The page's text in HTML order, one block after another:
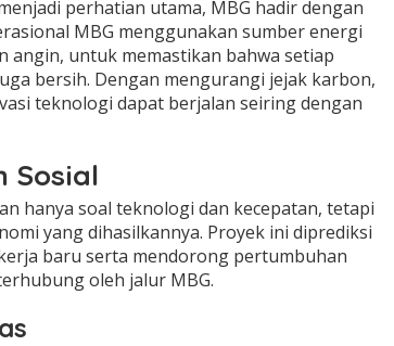
perhatian utama, MBG hadir dengan
MBG menggunakan sumber energi
angin, untuk memastikan bahwa setiap
bersih. Dengan mengurangi jejak karbon,
teknologi dapat berjalan seiring dengan
Sosial
hanya soal teknologi dan kecepatan, tetapi
yang dihasilkannya. Proyek ini diprediksi
baru serta mendorong pertumbuhan
oleh jalur MBG.